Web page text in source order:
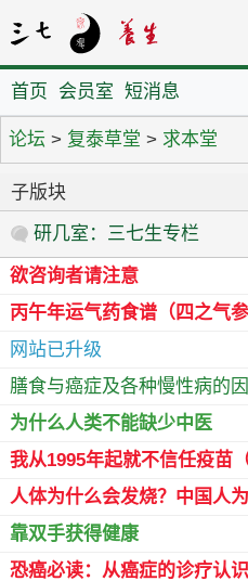
首页 会员室 短消息
论坛 > 复泰草堂 > 求本堂
子版块
研几室：三七生专栏
欲咨询者请注意
丙午年运气药食谱（四之气参
网站已升级
膳食与癌症及各种慢性病的
为什么人类不能缺少中医
我从1995年起就不信任疫苗
人体为什么会发烧？中国人
靠双手获得健康
恐癌必读：从癌症的诊疗认